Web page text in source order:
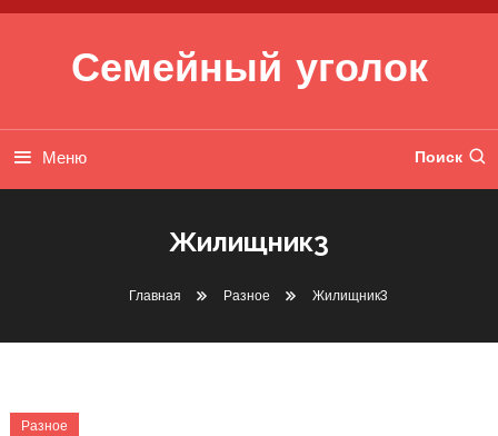
Перейти к содержимому
Семейный уголок
Меню Поиск
Жилищник3
Главная Разное Жилищник3
Разное